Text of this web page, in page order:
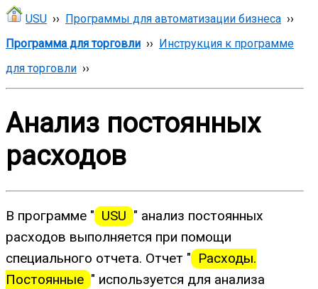
USU ›› Программы для автоматизации бизнеса ››
Программа для торговли ›› Инструкция к программе
для торговли ››
Анализ постоянных
расходов
В программе " USU " анализ постоянных
расходов выполняется при помощи
специального отчета. Отчет " Расходы.
Постоянные " используется для анализа